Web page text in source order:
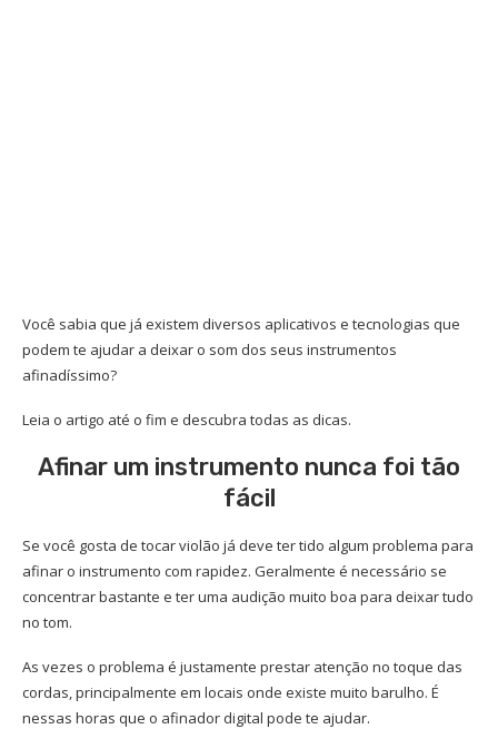
Você sabia que já existem diversos aplicativos e tecnologias que
podem te ajudar a deixar o som dos seus instrumentos
afinadíssimo?
Leia o artigo até o fim e descubra todas as dicas.
Afinar um instrumento nunca foi tão
fácil
Se você gosta de tocar violão já deve ter tido algum problema para
afinar o instrumento com rapidez. Geralmente é necessário se
concentrar bastante e ter uma audição muito boa para deixar tudo
no tom.
As vezes o problema é justamente prestar atenção no toque das
cordas, principalmente em locais onde existe muito barulho. É
nessas horas que o afinador digital pode te ajudar.